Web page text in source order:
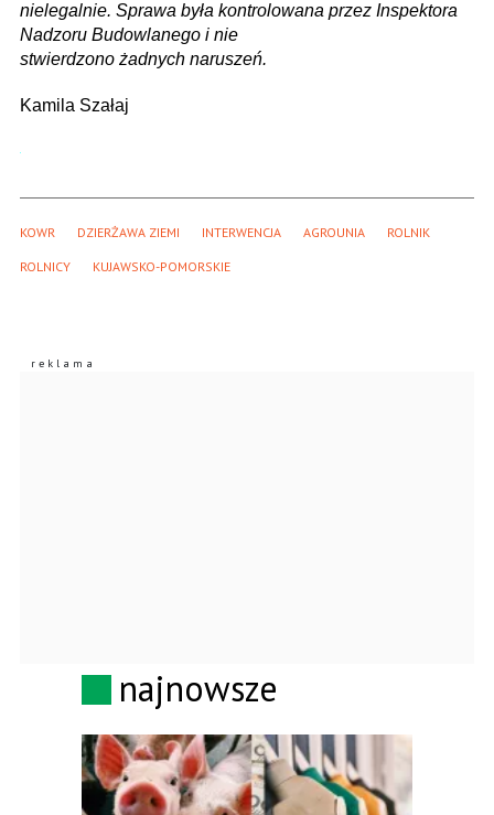
nielegalnie. Sprawa była kontrolowana przez Inspektora
Nadzoru Budowlanego i nie
stwierdzono żadnych naruszeń.
Kamila Szałaj
KOWR DZIERŻAWA ZIEMI INTERWENCJA AGROUNIA ROLNIK
ROLNICY KUJAWSKO-POMORSKIE
najnowsze